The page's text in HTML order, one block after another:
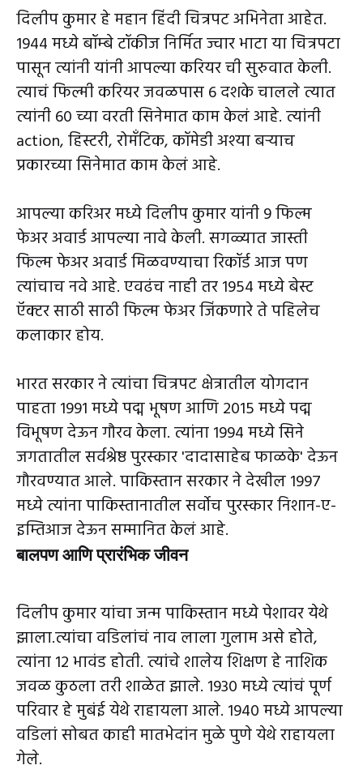
दिलीप कुमार हे महान हिंदी चित्रपट अभिनेता आहेत.
1944 मध्ये बॉम्बे टॉकीज निर्मित ज्वार भाटा या चित्रपटा
पासून त्यांनी यांनी आपल्या करियर ची सुरुवात केली.
त्याचं फिल्मी करियर जवळपास 6 दशके चालले त्यात
त्यांनी 60 च्या वरती सिनेमात काम केलं आहे. त्यांनी
action, हिस्टरी, रोमँटिक, कॉमेडी अश्या बऱ्याच
प्रकारच्या सिनेमात काम केलं आहे.
आपल्या करिअर मध्ये दिलीप कुमार यांनी 9 फिल्म
फेअर अवार्ड आपल्या नावे केली. सगळ्यात जास्ती
फिल्म फेअर अवार्ड मिळवण्याचा रिकॉर्ड आज पण
त्यांचाच नवे आहे. एवढंच नाही तर 1954 मध्ये बेस्ट
ऍक्टर साठी साठी फिल्म फेअर जिंकणारे ते पहिलेच
कलाकार होय.
भारत सरकार ने त्यांचा चित्रपट क्षेत्रातील योगदान
पाहता 1991 मध्ये पद्म भूषण आणि 2015 मध्ये पद्म
विभूषण देऊन गौरव केला. त्यांना 1994 मध्ये सिने
जगतातील सर्वश्रेष्ठ पुरस्कार 'दादासाहेब फाळके' देऊन
गौरवण्यात आले. पाकिस्तान सरकार ने देखील 1997
मध्ये त्यांना पाकिस्तानातील सर्वोच पुरस्कार निशान-ए-
इम्तिआज देऊन सम्मानित केलं आहे.
बालपण आणि प्रारंभिक जीवन
दिलीप कुमार यांचा जन्म पाकिस्तान मध्ये पेशावर येथे
झाला.त्यांचा वडिलांचं नाव लाला गुलाम असे होते,
त्यांना 12 भावंड होती. त्यांचे शालेय शिक्षण हे नाशिक
जवळ कुठला तरी शाळेत झाले. 1930 मध्ये त्यांचं पूर्ण
परिवार हे मुबंई येथे राहायला आले. 1940 मध्ये आपल्या
वडिलां सोबत काही मातभेदांन मुळे पुणे येथे राहायला
गेले.